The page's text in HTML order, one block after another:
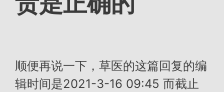
顺便再说一下，草医的这篇回复的编
辑时间是2021-3-16 09:45 而截止